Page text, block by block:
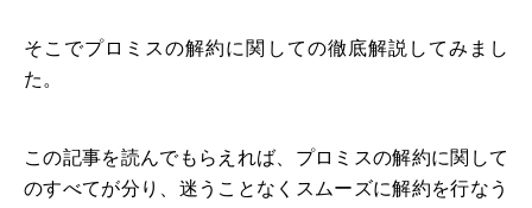
そこでプロミスの解約に関しての徹底解説してみまし
た。
この記事を読んでもらえれば、プロミスの解約に関して
のすべてが分り、迷うことなくスムーズに解約を行なう